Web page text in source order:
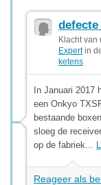
Klacht van
Expertin
ketens
In Januari 2017
een Onkyo
bestaande
sloeg de
op de fabriek...
Reageer als